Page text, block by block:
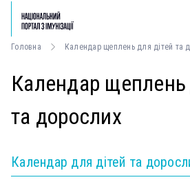
Головна Календар щеплень для дітей та
Календар щеплень
та дорослих
Календар для дітей та